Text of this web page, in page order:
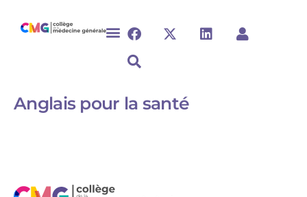
Anglais pour la santé